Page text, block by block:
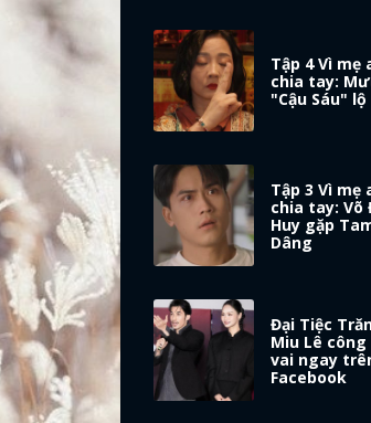
Tập 4 Vì mẹ
chia tay:
"Cậu Sáu" lộ
Tập 3 Vì mẹ
chia tay: Võ
Huy gặp
Dâng
Đại Tiệc
Miu Lê
vai ngay
Facebook